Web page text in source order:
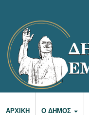
ΑΡΧΙΚΉ Ο ΔΉΜΟΣ